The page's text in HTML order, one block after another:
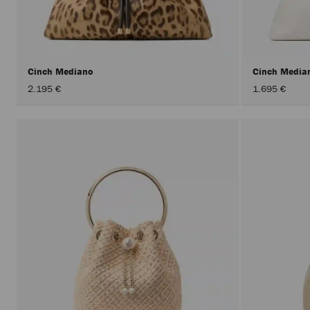
Cinch Mediano
2.195 €
Cinch
1.695 €